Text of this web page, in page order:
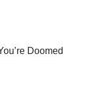
Doomed